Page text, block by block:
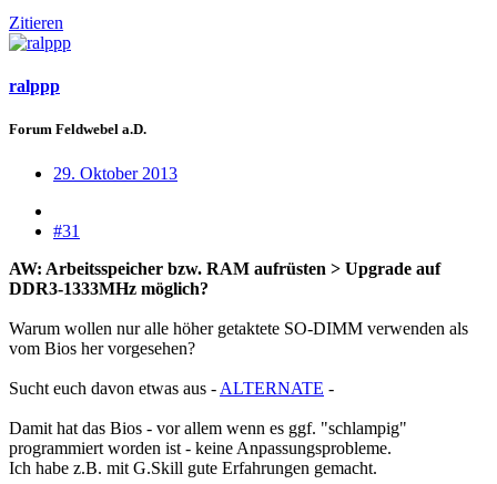
Zitieren
ralppp
Forum Feldwebel a.D.
29. Oktober 2013
#31
AW: Arbeitsspeicher bzw. RAM aufrüsten > Upgrade auf
DDR3-1333MHz möglich?
Warum wollen nur alle höher getaktete SO-DIMM verwenden als
vom Bios her vorgesehen?
Sucht euch davon etwas aus - ALTERNATE -
Damit hat das Bios - vor allem wenn es ggf. "schlampig"
programmiert worden ist - keine Anpassungsprobleme.
Ich habe z.B. mit G.Skill gute Erfahrungen gemacht.